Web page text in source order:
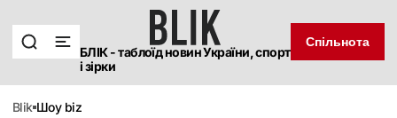
БЛІК - таблоїд новин України, спорт
і зірки
Спільнота
blik шоу biz